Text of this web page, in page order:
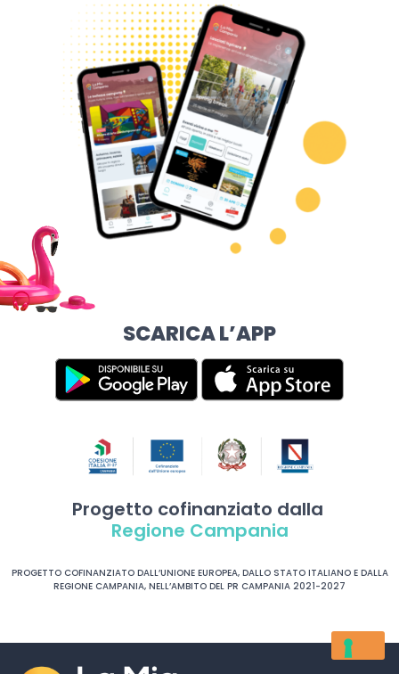
SCARICA L’APP
Progetto cofinanziato dalla
Regione Campania
PROGETTO COFINANZIATO DALL’UNIONE EUROPEA, DALLO STATO ITALIANO E DALLA
REGIONE CAMPANIA, NELL’AMBITO DEL PR CAMPANIA 2021-2027